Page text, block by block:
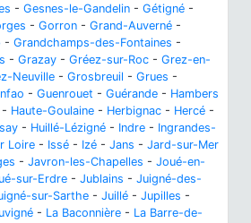
- Gesnes-le-Gandelin - Gétigné -
- Gorron - Grand-Auverné -
- Grandchamps-des-Fontaines -
- Grazay - Gréez-sur-Roc - Grez-en-
Neuville - Grosbreuil - Grues -
- Guenrouet - Guérande - Hambers
- Haute-Goulaine - Herbignac - Hercé -
- Huillé-Lézigné - Indre - Ingrandes-
Loire - Issé - Izé - Jans - Jard-sur-Mer
- Javron-les-Chapelles - Joué-en-
sur-Erdre - Jublains - Juigné-des-
sur-Sarthe - Juillé - Jupilles -
- La Baconnière - La Barre-de-